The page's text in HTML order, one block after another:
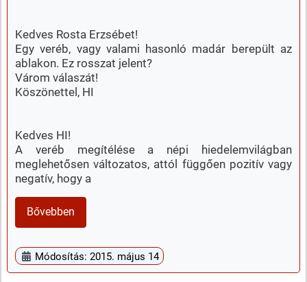
Kedves Rosta Erzsébet!
Egy veréb, vagy valami hasonló madár berepült az
ablakon. Ez rosszat jelent?
Várom válaszát!
Köszönettel, HI
Kedves HI!
A veréb megítélése a népi hiedelemvilágban
meglehetősen változatos, attól függően pozitív vagy
negatív, hogy a
Bővebben
Módosítás: 2015. május 14